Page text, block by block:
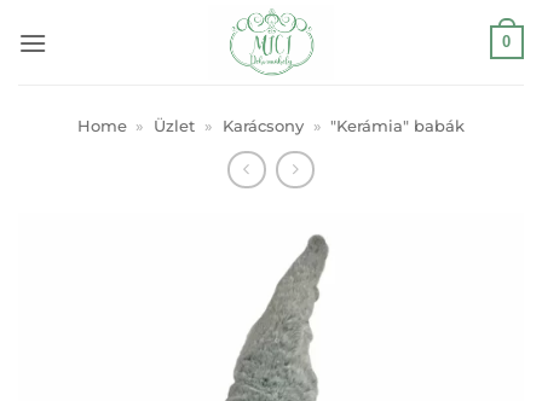
0
Home » Üzlet » Karácsony » "Kerámia" babák